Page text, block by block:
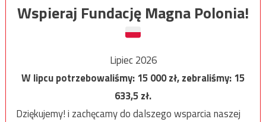
Wspieraj Fundację Magna Polonia!
Lipiec 2026
W lipcu potrzebowaliśmy:15 000zł, zebraliśmy:15
633,5zł.
Dziękujemy! i zachęcamy do dalszego wsparcia naszej